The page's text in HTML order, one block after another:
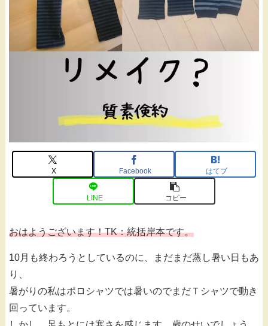
X Facebook はてブ
LINE コピー
おはようございます！TK：統括岸本です。
10月も終わろうとしているのに、まだまだ蒸し暑い日もあ
り、
暑がりの私はポロシャツでは暑いのでまだＴシャツで動き
回っています。